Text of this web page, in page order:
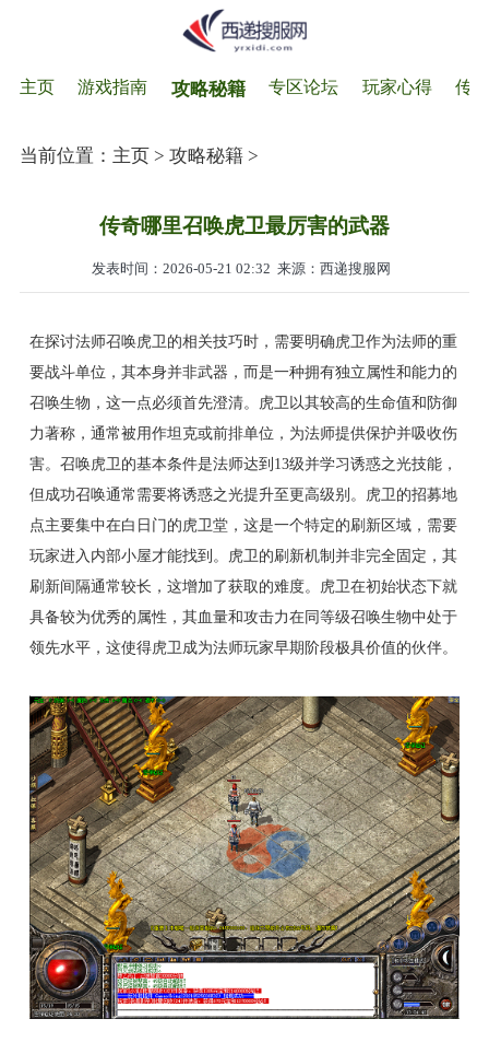
主页 游戏指南 攻略秘籍 专区论坛 玩家心得 传
当前位置： 主页> 攻略秘籍>
传奇哪里召唤虎卫最厉害的武器
发表时间：2026-05-21 02:32 来源：西递搜服网
在探讨法师召唤虎卫的相关技巧时，需要明确虎卫作为法师的重
要战斗单位，其本身并非武器，而是一种拥有独立属性和能力的
召唤生物，这一点必须首先澄清。虎卫以其较高的生命值和防御
力著称，通常被用作坦克或前排单位，为法师提供保护并吸收伤
害。召唤虎卫的基本条件是法师达到13级并学习诱惑之光技能，
但成功召唤通常需要将诱惑之光提升至更高级别。虎卫的招募地
点主要集中在白日门的虎卫堂，这是一个特定的刷新区域，需要
玩家进入内部小屋才能找到。虎卫的刷新机制并非完全固定，其
刷新间隔通常较长，这增加了获取的难度。虎卫在初始状态下就
具备较为优秀的属性，其血量和攻击力在同等级召唤生物中处于
领先水平，这使得虎卫成为法师玩家早期阶段极具价值的伙伴。